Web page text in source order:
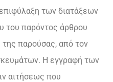
των διατάξεων
του παρόντος άρθρου
της παρούσας, από τον
Η εγγραφή των
αιτήσεως που